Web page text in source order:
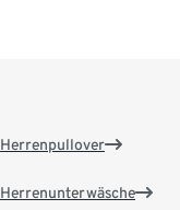
Herrenpullover
Herrenunterwäsche